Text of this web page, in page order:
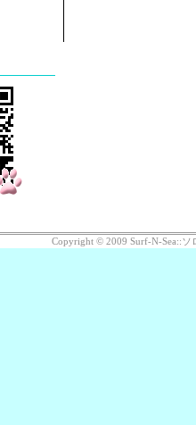
Copyright © 2009 Surf-N-Sea::